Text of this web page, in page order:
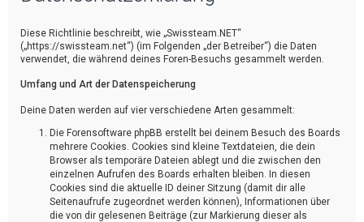
Diese Richtlinie beschreibt, wie „Swissteam.NET“
(„https://swissteam.net“) (im Folgenden „der Betreiber“) die Daten
verwendet, die während deines Foren-Besuchs gesammelt werden.
Umfang und Art der Datenspeicherung
Deine Daten werden auf vier verschiedene Arten gesammelt:
Die Forensoftware phpBB erstellt bei deinem Besuch des Boards
mehrere Cookies. Cookies sind kleine Textdateien, die dein
Browser als temporäre Dateien ablegt und die zwischen den
einzelnen Aufrufen des Boards erhalten bleiben. In diesen
Cookies sind die aktuelle ID deiner Sitzung (damit dir alle
Seitenaufrufe zugeordnet werden können), Informationen über
die von dir gelesenen Beiträge (zur Markierung dieser als